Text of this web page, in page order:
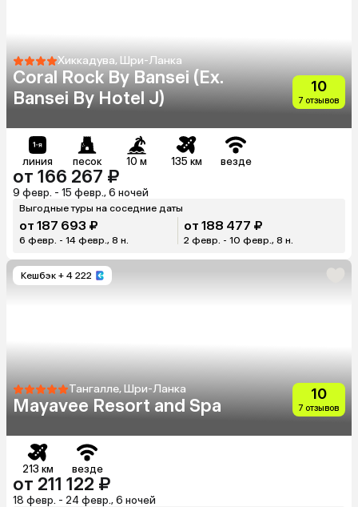
Хиккадува, Шри-Ланка
Coral Rock By Bansei (Ex.
Bansei By Hotel J)
10
7 отзывов
линия песок 10 м 135 км везде
от 166 267 ₽
9 февр. - 15 февр., 6 ночей
Выгодные туры на соседние даты
от 187 693 ₽
6 февр. - 14 февр., 8 н.
от 188 477 ₽
2 февр. - 10 февр., 8 н.
Кешбэк + 4 222
Тангалле, Шри-Ланка
Mayavee Resort and Spa
10
7 отзывов
213 км везде
от 211 122 ₽
18 февр. - 24 февр., 6 ночей